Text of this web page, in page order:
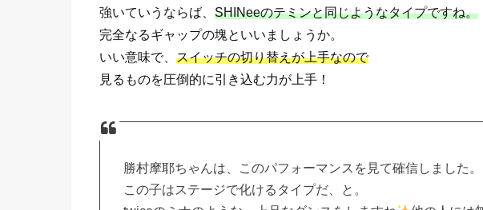
強いていうならば、 SHINeeのテミンと同じようなタイプですね。
完全なるギャップの塊といいましょうか。
いい意味で、 スイッチの切り替えが上手なので
見るものを圧倒的に引き込む力が上手！
勝村摩耶ちゃんは、このパフォーマンスを見て確信しました。
この子はステージで化けるタイプだ、と。